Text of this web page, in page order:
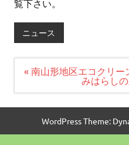
覧下さい。
ニュース
投
稿
ゲ
ョ
« 南山形地区エコクリー
みはらし
WordPress Theme: